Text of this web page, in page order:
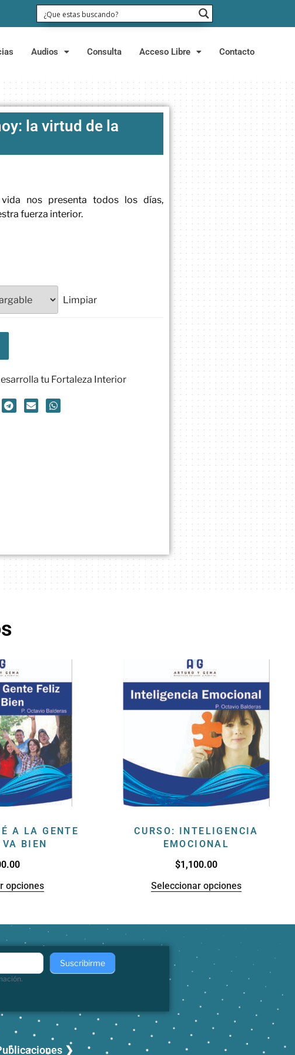
Audios Consulta Acceso Libre Contacto
la virtud de la
nos presenta todos los días,
fuerza interior.
Limpiar
tu Fortaleza Interior
A LA GENTE
BIEN
opciones
CURSO: INTELIGENCIA
EMOCIONAL
$1,100.00
Seleccionar opciones
Suscribirme
❯